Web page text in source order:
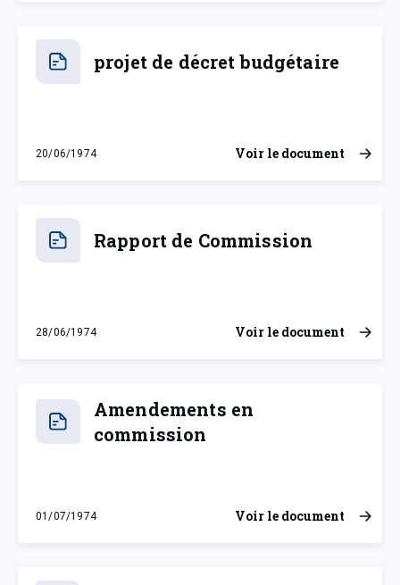
projet de décret budgétaire
20/06/1974
jeudi 20 juin 1974
Voir le document
Rapport de Commission
28/06/1974
vendredi 28 juin 1974
Voir le document
Amendements en
commission
01/07/1974
lundi 1 juillet 1974
Voir le document